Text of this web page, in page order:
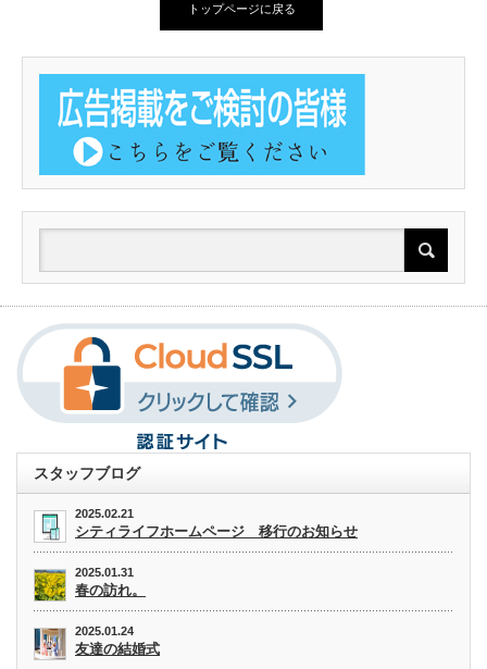
トップページに戻る
スタッフブログ
2025.02.21
シティライフホームページ 移行のお知らせ
2025.01.31
春の訪れ。
2025.01.24
友達の結婚式